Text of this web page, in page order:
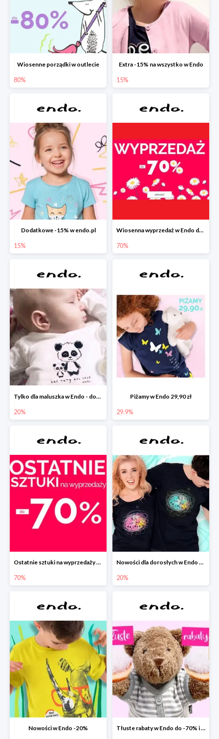
Wiosenne porządki w outlecie
80%
Extra -15% na wszystko w Endo
15%
Dodatkowe -15% w endo.pl
15%
Wiosenna wyprzedaż w Endo do -70%
70%
Tylko dla maluszka w Endo - dodatkowe -20%
20%
Piżamy w Endo 29,90 zł
29.9%
Ostatnie sztuki na wyprzedaży w Endo do -70%
70%
Nowości dla dorosłych w Endo -20%
20%
Nowości w Endo -20% Tłuste rabaty w Endo do -70% i extra -20% na wszystko